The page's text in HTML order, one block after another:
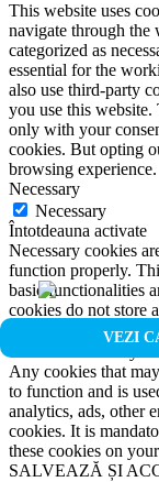
VEZI
This website uses
navigate through the
categorized as
essential for the
also use third-party
you use this
only with your
cookies. But opting
browsing experience.
Necessary
Necessary
Întotdeauna activate
Necessary cookies
function properly.
basic functionalities
cookies do not store
Non-necessary
Any cookies that
to function and is
analytics, ads, other
cookies. It is
these cookies on
SALVEAZĂ ȘI